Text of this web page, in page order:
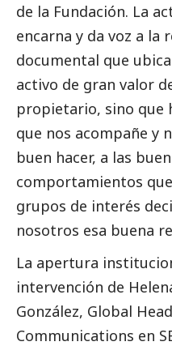
de la Fundación. La
encarna y da voz a la
documental que
activo de gran valor
propietario, sino que
que nos acompañe y
buen hacer, a las
comportamientos
grupos de interés
nosotros esa buena
La apertura
intervención de
González, Global
Communications en